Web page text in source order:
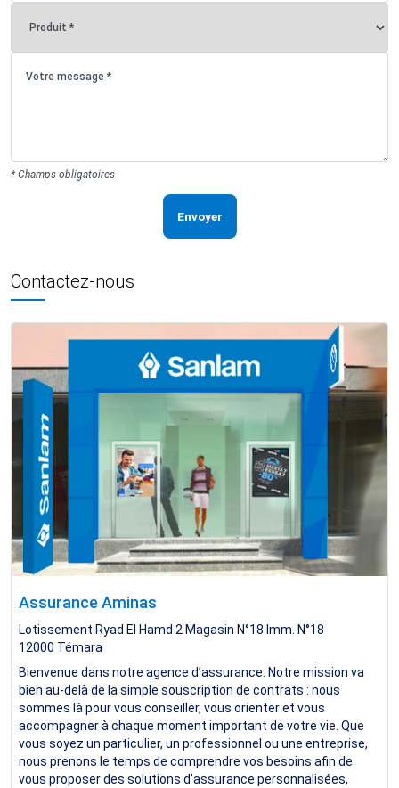
* Champs obligatoires
Envoyer
Contactez-nous
Assurance Aminas
Lotissement Ryad El Hamd 2 Magasin N°18 Imm. N°18
12000 Témara
Bienvenue dans notre agence d’assurance. Notre mission va
bien au-delà de la simple souscription de contrats : nous
sommes là pour vous conseiller, vous orienter et vous
accompagner à chaque moment important de votre vie. Que
vous soyez un particulier, un professionnel ou une entreprise,
nous prenons le temps de comprendre vos besoins afin de
vous proposer des solutions d’assurance personnalisées,